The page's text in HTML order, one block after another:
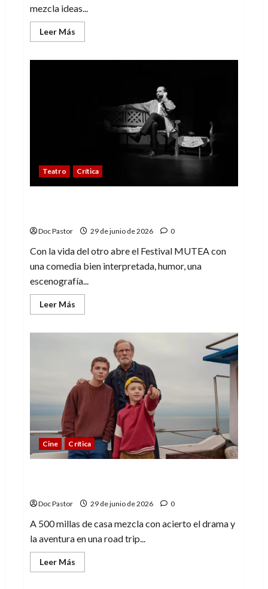
mezcla ideas...
Leer Más
más
apresurado
Teatro Crítica
Doc Pastor 29 de junio de 2026 0
Con la vida del otro abre el Festival MUTEA con
una comedia bien interpretada, humor, una
escenografía...
Leer Más
más
divertida
Con
la
vida
del
otro
Cine Crítica
Doc Pastor 29 de junio de 2026 0
A 500 millas de casa mezcla con acierto el drama y
la aventura en una road trip...
Leer Más
más